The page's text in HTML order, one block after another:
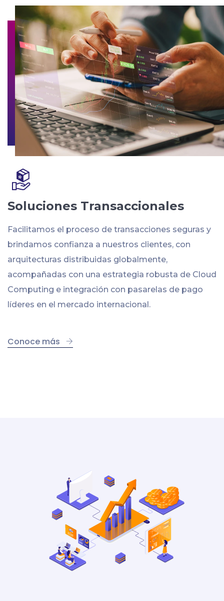
Soluciones Transaccionales
Facilitamos el proceso de transacciones seguras y
brindamos confianza a nuestros clientes, con
arquitecturas distribuidas globalmente,
acompañadas con una estrategia robusta de Cloud
Computing e integración con pasarelas de pago
líderes en el mercado internacional.
Conoce más